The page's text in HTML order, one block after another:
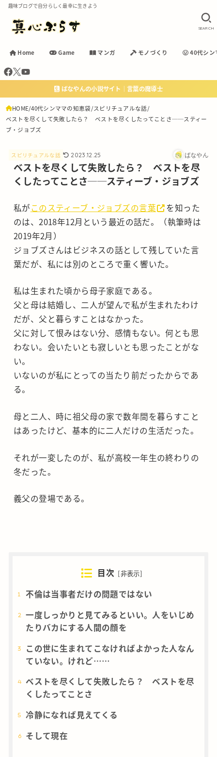
趣味ブログで自分らしく最幸に生きよう
Home Game マンガ モノづくり 40代シン
SEARCH
ばなやんの小説サイト｜言葉の魔導士
HOME 40代シンママの知恵袋 スピリチュアルな話
ベストを尽くして失敗したら？ ベストを尽くしたってことさ──スティー
ブ・ジョブズ
スピリチュアルな話 2023.12.25 ばなやん
ベストを尽くして失敗したら？ ベストを尽
くしたってことさ──スティーブ・ジョブズ
私が このスティーブ・ジョブズの言葉
を知った
のは、2018年12月という最近の話だ。（執筆時は
2019年2月）
ジョブズさんはビジネスの話として残していた言
葉だが、私には別のところで重く響いた。
私は生まれた頃から母子家庭である。
父と母は結婚し、二人が望んで私が生まれたわけ
だが、父と暮らすことはなかった。
父に対して恨みはない分、感情もない。何とも思
わない。会いたいとも寂しいとも思ったことがな
い。
いないのが私にとっての当たり前だったからであ
る。
母と二人、時に祖父母の家で数年間を暮らすこと
はあったけど、基本的に二人だけの生活だった。
それが一変したのが、私が高校一年生の終わりの
冬だった。
義父の登場である。
目次 [非表示]
不倫は当事者だけの問題ではない
一度しっかりと見てみるといい。人をいじめ
たりバカにする人間の顔を
この世に生まれてこなければよかった人なん
ていない。けれど……
ベストを尽くして失敗したら？ ベストを尽
くしたってことさ
冷静になれば見えてくる
そして現在